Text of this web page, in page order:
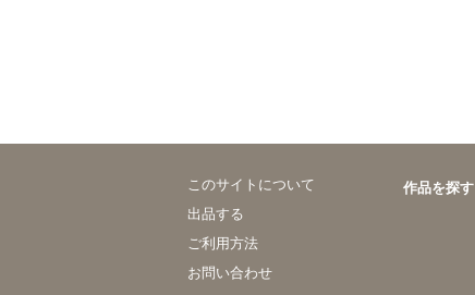
このサイトについて
出品する
ご利用方法
お問い合わせ
作品を探す